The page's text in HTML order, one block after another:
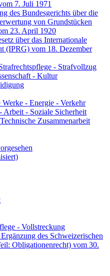
7. Juli 1971
des Bundesgerichts über die
von Grundstücken
23. April 1920
über das Internationale
(IPRG) vom 18. Dezember
- Strafvollzug
- Kultur
- Energie - Verkehr
Arbeit - Soziale Sicherheit
Zusammenarbeit
- Vollstreckung
des Schweizerischen
Obligationenrecht) vom 30.